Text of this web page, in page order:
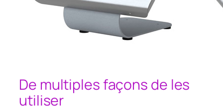
De multiples façons de les
utiliser